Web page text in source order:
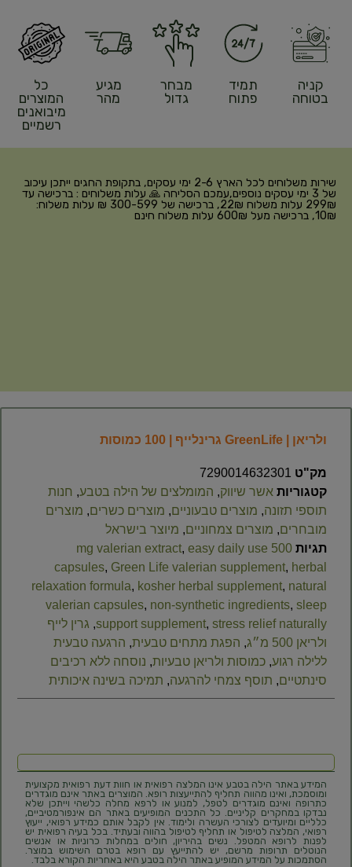
קניה
בטוחה
תמיד
פתוח
מבחר
גדול
מגיע
מהר
כל
המוצרים
מיבואנים
רשמיים
שירות משלוחים לכל הארץ 2-6 ימי עסקים, בתקופת החגים ייתכן עיכוב
של 3 ימי עסקים נוספים,עמכם הסליחה 🙏 עלות משלוחים : ברכישה עד
299₪ עלות משלוח 22₪, ברכישה של 300-599 ₪ עלות משלוח:
10₪, ברכישה מעל 600₪ עלות משלוח חינם
ולריאן | GreenLife גרינלייף | 100 כמוסות
מק"ט 7290014632301
קטגוריות אשר שיווק, המומלצים של הילה בטבע, חנות
תוספי תזונה, מוצרים טבעוניים, מוצרים כשרים, מוצרים
מובחרים, מוצרים צמחוניים, מיוצר בישראל
תגיות 500 mg valerian extract
, easy daily use
capsules, Green Life valerian supplement, herbal
relaxation formula, kosher herbal supplement, natural
valerian capsules, non-synthetic ingredients, sleep
support supplement, stress relief naturally
, גרין לייף
ולריאן 500 מ״ג
, הפגת מתחים טבעית, הרגעה טבעית
ללילה רגוע, כמוסות ולריאן טבעיות, נוסחה ללא רכיבים
סינתטיים, תוסף צמחי להרגעה, תמיכה בשינה איכותית
המידע באתר הילה בטבע אינו המלצה רפואית או חוות דעת רפואית מקצועית
ומוסמכת, ואינו מהווה תחליף להתייעצות רופא. המוצרים באתר אינם מוגדרים
כתרופה ואינם מוגדרים לטפל, למנוע או לרפא מחלה כלשהי וייתכן שלא
נבדקו במחקרים קליניים. כל התכנים המופיעים באתר הם אינפורמטיביים,
כלליים ומיועדים לצורכי העשרה ולימוד. אין לקבל אותם כמידע רפואי, ייעוץ
רפואי, המלצה לטיפול או תחליף לטיפול בהווה ובעתיד. בכל בעיה רפואית יש
לפנות לרופא המטפל. נשים בהיריון, חולים במחלות כרוניות או אנשים
הנוטלים תרופות מרשם, יש להתייעץ עם רופא בטרם השימוש במוצר.
הסתמכות על המידע המופיע באתר הילה בטבע היא באחריות הקורא בלבד.